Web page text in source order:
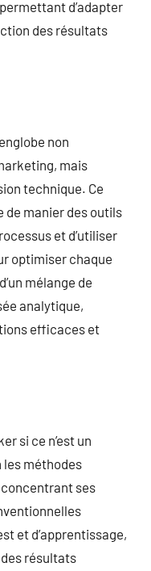
d’adapter
des résultats
non
mais
technique. Ce
de manier des outils
et d’utiliser
optimiser chaque
mélange de
analytique,
efficaces et
si ce n’est un
les méthodes
ses
et d’apprentissage,
résultats